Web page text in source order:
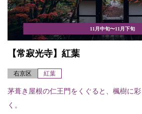
11月中旬〜11月下旬
【常寂光寺】紅葉
右京区 紅葉
茅葺き屋根の仁王門をくぐると、楓樹に
く。